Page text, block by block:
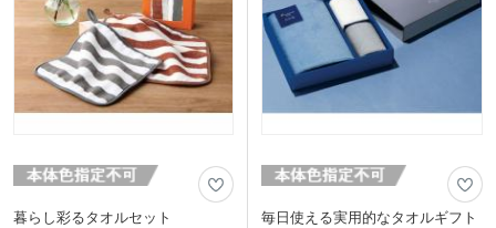
暮らし彩るタオルセット 毎日使える実用的なタオルギフト